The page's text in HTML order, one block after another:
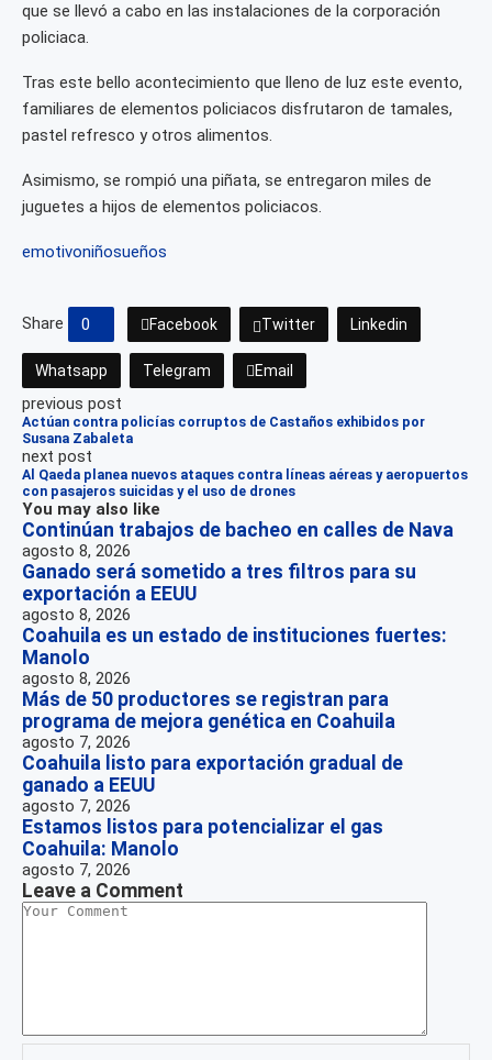
que se llevó a cabo en las instalaciones de la corporación
policiaca.
Tras este bello acontecimiento que lleno de luz este evento,
familiares de elementos policiacos disfrutaron de tamales,
pastel refresco y otros alimentos.
Asimismo, se rompió una piñata, se entregaron miles de
juguetes a hijos de elementos policiacos.
emotivoniñosueños
Share 0 Facebook Twitter Linkedin
Whatsapp Telegram Email
previous post
Actúan contra policías corruptos de Castaños exhibidos por
Susana Zabaleta
next post
Al Qaeda planea nuevos ataques contra líneas aéreas y aeropuertos
con pasajeros suicidas y el uso de drones
You may also like
Continúan trabajos de bacheo en calles de Nava
agosto 8, 2026
Ganado será sometido a tres filtros para su
exportación a EEUU
agosto 8, 2026
Coahuila es un estado de instituciones fuertes:
Manolo
agosto 8, 2026
Más de 50 productores se registran para
programa de mejora genética en Coahuila
agosto 7, 2026
Coahuila listo para exportación gradual de
ganado a EEUU
agosto 7, 2026
Estamos listos para potencializar el gas
Coahuila: Manolo
agosto 7, 2026
Leave a Comment